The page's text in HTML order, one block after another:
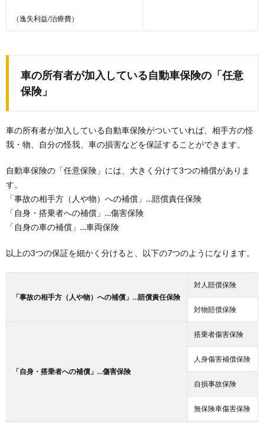
（逸失利益/治療費）
車の所有者が加入している自動車保険の「任意
保険」
車の所有者が加入している自動車保険がついていれば、相手方の怪
我・物、自分の怪我、車の損害などを保証することができます。
自動車保険の「任意保険」には、大きく分けて3つの補償がありま
す。
「事故の相手方（人や物）への補償」…賠償責任保険
「自身・搭乗者への補償」…傷害保険
「自身の車の補償」…車両保険
以上の3つの保証を細かく分けると、以下の7つのようになります。
「事故の相手方（人や物）への補償」…賠償責任保険
対人賠償保険
対物賠償保険
「自身・搭乗者への補償」…傷害保険
搭乗者傷害保険
人身傷害補償保険
自損事故保険
無保険車傷害保険